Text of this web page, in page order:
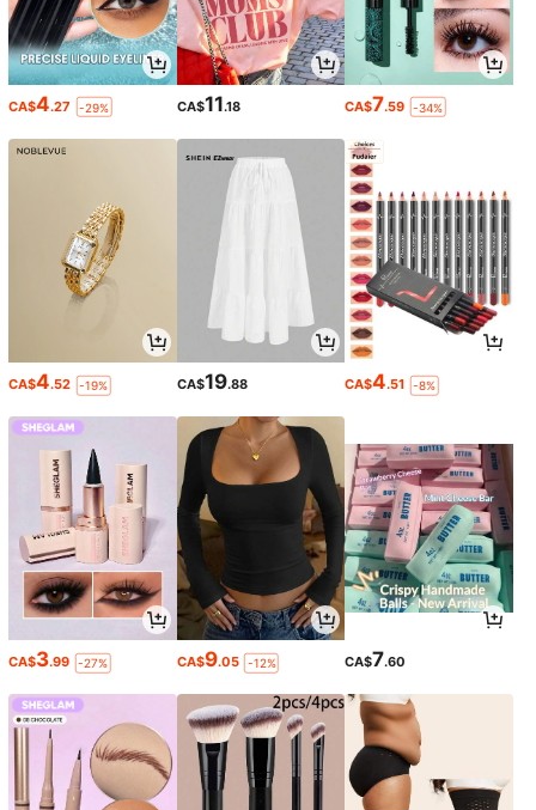
CA$4.27 -29% CA$11.18 CA$7.59 -34%
CA$4.52 -19% CA$19.88 CA$4.51 -8%
CA$3.99 -27% CA$9.05 -12% CA$7.60